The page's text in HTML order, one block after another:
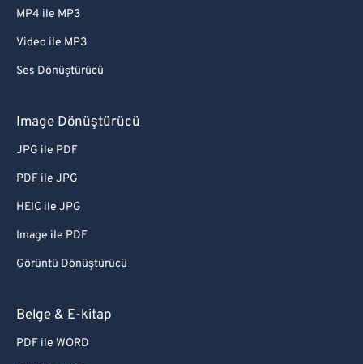
MP4 ile MP3
Video ile MP3
Ses Dönüştürücü
Image Dönüştürücü
JPG ile PDF
PDF ile JPG
HEIC ile JPG
Image ile PDF
Görüntü Dönüştürücü
Belge & E-kitap
PDF ile WORD